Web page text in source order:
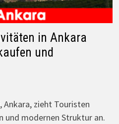
in Ankara
und
zieht Touristen
und modernen Struktur an.